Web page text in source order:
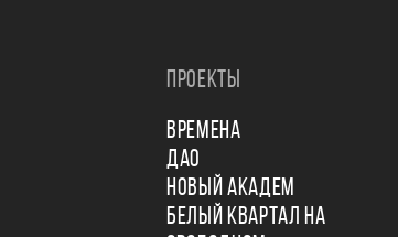
ПРОЕКТЫ
ВРЕМЕНА
ДАО
НОВЫЙ АКАДЕМ
БЕЛЫЙ КВАРТАЛ НА